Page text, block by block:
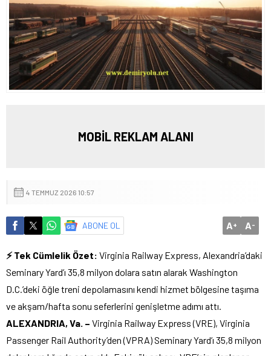
MOBİL REKLAM ALANI
4 TEMMUZ 2026 10:57
ABONE OL A+ A-
⚡ Tek Cümlelik Özet: Virginia Railway Express, Alexandria’daki
Seminary Yard’ı 35,8 milyon dolara satın alarak Washington
D.C.’deki öğle treni depolamasını kendi hizmet bölgesine taşıma
ve akşam/hafta sonu seferlerini genişletme adımı attı.
ALEXANDRIA, Va. – Virginia Railway Express (VRE), Virginia
Passenger Rail Authority’den (VPRA) Seminary Yard’ı 35,8 milyon